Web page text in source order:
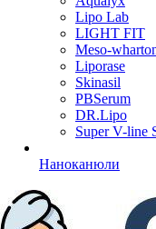
Lipo Lab
LIGHT FIT
Meso-
Liporase
Skinasil
PBSerum
DR.Lipo
Super V-line
Наноканюли